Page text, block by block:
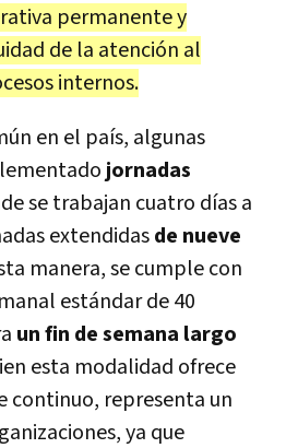
permanente y
de la atención al
internos.
en el país, algunas
jornadas
se trabajan cuatro días a
extendidasde nueve
manera, se cumple con
estándar de 40
un fin de semana largo
esta modalidad ofrece
continuo, representa un
ya que